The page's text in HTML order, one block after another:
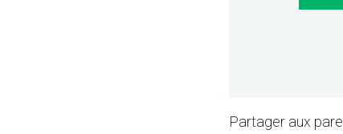
Partager aux